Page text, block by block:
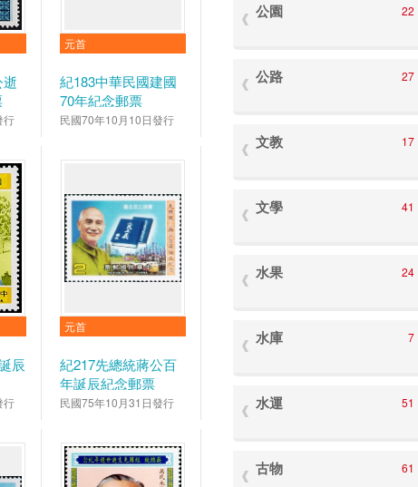
行
元首
紀183中華民國建國
70年紀念郵票
民國70年10月10日發行
辰
行
元首
紀217先總統蔣公百
年誕辰紀念郵票
民國75年10月31日發行
公園 22
公路 27
文教 17
文學 41
水果 24
水庫 7
水運 51
古物 61